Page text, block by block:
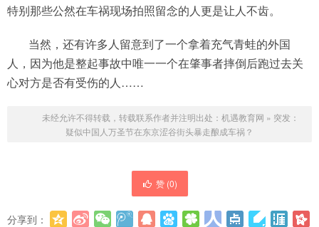
特别那些公然在车祸现场拍照留念的人更是让人不齿。
当然，还有许多人留意到了一个拿着充气青蛙的外国
人，因为他是整起事故中唯一一个在肇事者摔倒后跑过去关
心对方是否有受伤的人……
未经允许不得转载，转载联系作者并注明出处： 机遇教育网 » 突发：
疑似中国人万圣节在东京涩谷街头暴走酿成车祸？
赞 (0)
分享到：